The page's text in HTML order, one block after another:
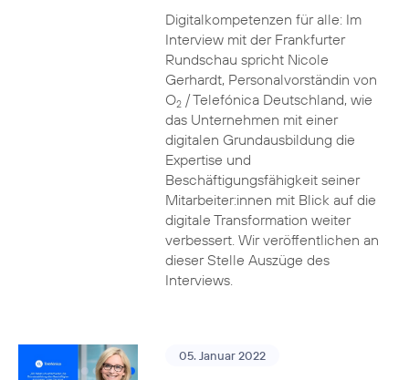
Digitalkompetenzen für alle: Im
Interview mit der Frankfurter
Rundschau spricht Nicole
Gerhardt, Personalvorständin von
O2/ Telefónica Deutschland, wie
das Unternehmen mit einer
digitalen Grundausbildung die
Expertise und
Beschäftigungsfähigkeit seiner
Mitarbeiter:innen mit Blick auf die
digitale Transformation weiter
verbessert. Wir veröffentlichen an
dieser Stelle Auszüge des
Interviews.
05. Januar 2022